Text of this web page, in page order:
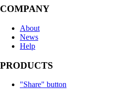
COMPANY
About
News
Help
PRODUCTS
"Share" button